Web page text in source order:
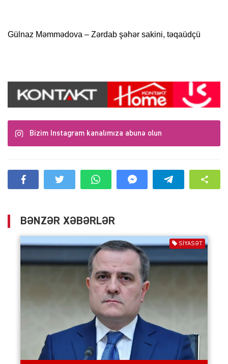
Gülnaz Məmmədova – Zərdab şəhər sakini, təqaüdçü
Bizim Instagram kanalımıza abunə olun
BƏNZƏR XƏBƏRLƏR
SIYASƏT